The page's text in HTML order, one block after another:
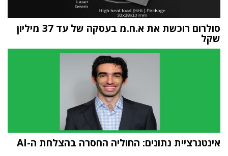
סולרום רוכשת את א.ח.מ בעסקה של עד 37 מיליון
שקל
אינטגרציית נתונים: החוליה החסרה בהצלחת ה-AI